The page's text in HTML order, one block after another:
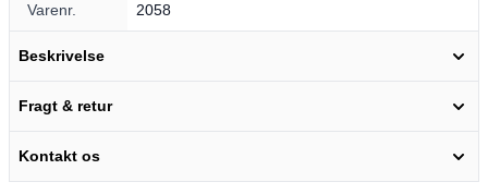
Varenr. 2058
Beskrivelse
Fragt & retur
Kontakt os